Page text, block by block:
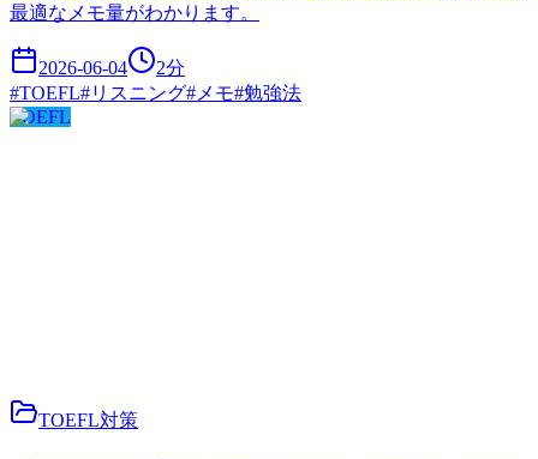
最適なメモ量がわかります。
2026-06-04 2分
#TOEFL#リスニング# メモ#勉強法
TOEFL
TOEFL対策